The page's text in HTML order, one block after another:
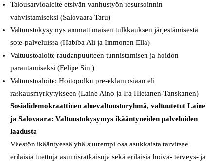
Talousarvioaloite etsivän vanhustyön resursoinnin
vahvistamiseksi (Salovaara Taru)
Valtuustokysymys ammattimaisen tulkkauksen järjestämisestä
sote-palveluissa (Habiba Ali ja Immonen Ella)
Valtuustoaloite raudanpuutteen tunnistamisen ja hoidon
parantamiseksi (Felipe Sini)
Valtuustoaloite: Hoitopolku pre-eklampsiaan eli
raskausmyrkytykseen (Laine Aino ja Ira Hietanen-Tanskanen)
Sosialidemokraattinen aluevaltuustoryhmä, valtuutetut Laine
ja Salovaara: Valtuustokysymys ikääntyneiden palveluiden
laadusta
Väestön ikääntyessä yhä suurempi osa asukkaista tarvitsee
erilaisia tuettuja asumisratkaisuja sekä erilaisia hoiva- terveys- ja